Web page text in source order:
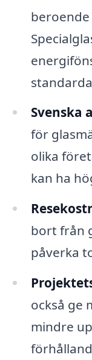
Svenska
för
olika
kan ha
bort från
påverka
också ge
mindre